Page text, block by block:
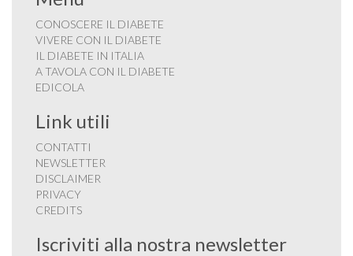
CONOSCERE IL DIABETE
VIVERE CON IL DIABETE
IL DIABETE IN ITALIA
A TAVOLA CON IL DIABETE
EDICOLA
Link utili
CONTATTI
NEWSLETTER
DISCLAIMER
PRIVACY
CREDITS
Iscriviti alla nostra newsletter